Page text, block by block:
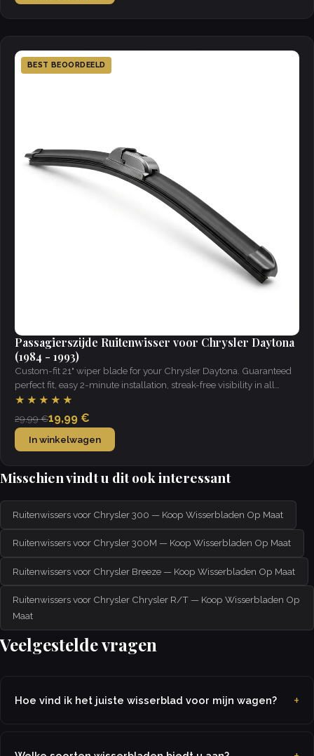
BEST BEOORDEELD
Passagierszijde Ruitenwisser voor Chrysler Daytona
(1984 - 1993)
Custom-fit 21" wiper blade for your Chrysler Daytona. Guaranteed
perfect fit, easy 2-minute installation, streak-free visibility in all
weather.
★★★★★
29,99 €19,99 €
In winkelwagen
Misschien vindt u dit ook interessant
Ruitenwissers voor Chrysler 300 — Koop Wisserbladen Op Maat
Ruitenwissers voor Chrysler 300M — Koop Wisserbladen Op Maat
Ruitenwissers voor Chrysler Breeze — Koop Wisserbladen Op Maat
Ruitenwissers voor Chrysler Chrysler R/T — Koop Wisserbladen Op
Maat
Veelgestelde vragen
Hoe vind ik het juiste wisserblad voor mijn wagen?